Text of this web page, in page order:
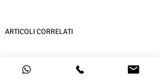
ARTICOLI CORRELATI